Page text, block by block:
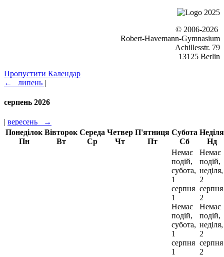
© 2006-2026
Robert-Havemann-Gymnasium
Achillesstr. 79
13125 Berlin
Пропустити Календар
←
липень |
серпень 2026
| вересень
→
Понеділок
Пн
Вівторок
Вт
Середа
Ср
Четвер
Чт
П'ятниця
Пт
Субота
Сб
Неділя
Нд
Немає
подій,
субота,
1
серпня
1
Немає
подій,
субота,
1
серпня
1
Немає
подій,
неділя,
2
серпня
2
Немає
подій,
неділя,
2
серпня
2